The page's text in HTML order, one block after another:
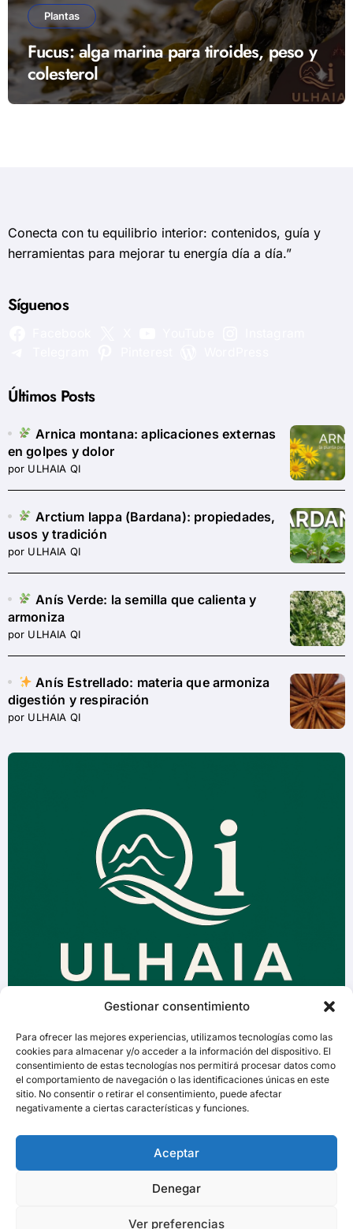
Gestionar consentimiento
Para ofrecer las mejores experiencias, utilizamos tecnologías como las
cookies para almacenar y/o acceder a la información del dispositivo. El
consentimiento de estas tecnologías nos permitirá procesar datos como
el comportamiento de navegación o las identificaciones únicas en este
sitio. No consentir o retirar el consentimiento, puede afectar
negativamente a ciertas características y funciones.
Aceptar
Denegar
Ver preferencias
Plantas
Fucus: alga marina para tiroides, peso y
colesterol
Conecta con tu equilibrio interior: contenidos, guía y
herramientas para mejorar tu energía día a día.”
Síguenos
Últimos Posts
Arnica montana: aplicaciones externas
en golpes y dolor
por ULHAIA QI
Arctium lappa (Bardana): propiedades,
usos y tradición
por ULHAIA QI
Anís Verde: la semilla que calienta y
armoniza
por ULHAIA QI
Anís Estrellado: materia que armoniza
digestión y respiración
por ULHAIA QI